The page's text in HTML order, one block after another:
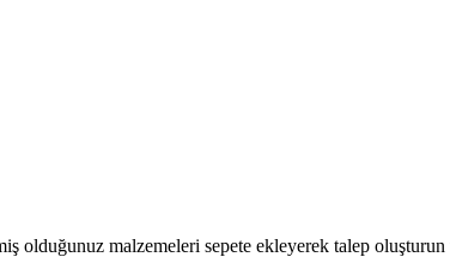
malzemeleri sepete ekleyerek talep